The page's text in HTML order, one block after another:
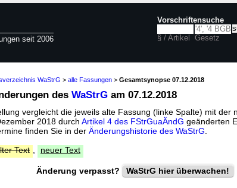
seit 2006
Vorschriftensuche
§ / Artikel Gesetz
WaStrG > alle Fassungen > Gesamtsynopse 07.12.2018
des WaStrG am 07.12.2018
vergleicht die jeweils alte Fassung (linke Spalte) mit der
2018 durch Artikel 4 des FStrGuaÄndG geänderten
finden Sie in der Änderungshistorie des WaStrG
Text neuer Text
Änderung verpasst? WaStrG hier überwachen!